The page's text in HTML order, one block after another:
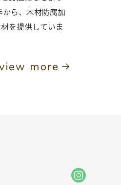
ら、木材防腐加
を提供していま
more